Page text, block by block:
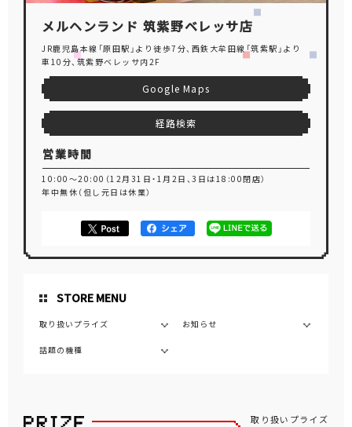
STORE MENU
取り扱いプライズ お知らせ
話題の機種
取り扱いプライズ
メルヘンランド 筑紫野ベレッサ店
JR鹿児島本線「原田駅」より徒歩7分、西鉄大牟田線「筑紫駅」より
車10分、筑紫野ベレッサ内2F
Google Maps
経路検索
営業時間
10:00～20:00（12月31日・1月2日、3日は18:00閉店）
年中無休（但し元日は休業）